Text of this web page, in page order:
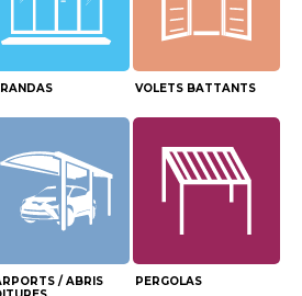
VOLETS BATTANTS
/ ABRIS
PERGOLAS